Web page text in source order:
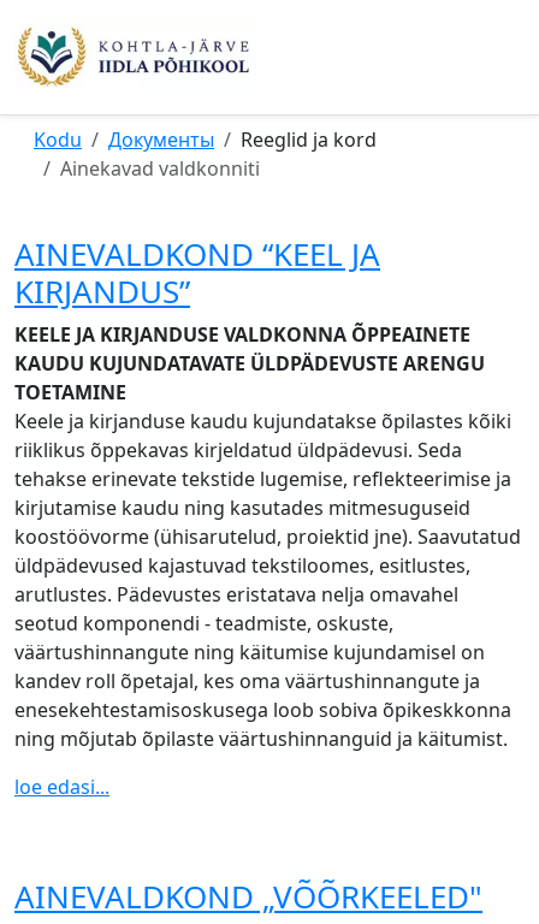
Kodu Документы
Reeglid ja kord
Ainekavad valdkonniti
AINEVALDKOND “KEEL JA
KIRJANDUS”
KEELE JA KIRJANDUSE VALDKONNA ÕPPEAINETE
KAUDU KUJUNDATAVATE ÜLDPÄDEVUSTE ARENGU
TOETAMINE
Keele ja kirjanduse kaudu kujundatakse õpilastes kõiki
riiklikus õppekavas kirjeldatud üldpädevusi. Seda
tehakse erinevate tekstide lugemise, reflekteerimise ja
kirjutamise kaudu ning kasutades mitmesuguseid
koostöövorme (ühisarutelud, proiektid jne). Saavutatud
üldpädevused kajastuvad tekstiloomes, esitlustes,
arutlustes. Pädevustes eristatava nelja omavahel
seotud komponendi - teadmiste, oskuste,
väärtushinnangute ning käitumise kujundamisel on
kandev roll õpetajal, kes oma väärtushinnangute ja
enesekehtestamisoskusega loob sobiva õpikeskkonna
ning mõjutab õpilaste väärtushinnanguid ja käitumist.
loe edasi...
AINEVALDKOND „VÕÕRKEELED"